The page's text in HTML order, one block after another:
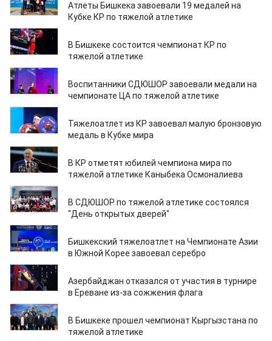
Атлеты Бишкека завоевали 19 медалей на
Кубке КР по тяжелой атлетике
22.11.2024
В Бишкеке состоится чемпионат КР по
тяжелой атлетике
27.06.2024
Воспитанники СДЮШОР завоевали медали на
чемпионате ЦА по тяжелой атлетике
11.04.2024
Тяжелоатлет из КР завоевал малую бронзовую
медаль в Кубке мира
17.11.2023
В КР отметят юбилей чемпиона мира по
тяжелой атлетике Каныбека Осмоналиева
04.10.2023
В СДЮШОР по тяжелой атлетике состоялся
"День открытых дверей"
16.05.2023
Бишкекский тяжелоатлет на Чемпионате Азии
в Южной Корее завоевал серебро
16.04.2023
Азербайджан отказался от участия в турнире
в Ереване из-за сожжения флага
24.03.2023
В Бишкеке прошел чемпионат Кыргызстана по
тяжелой атлетике